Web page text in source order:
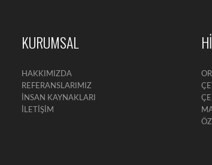
KURUMSAL
HAKKIMIZDA
REFERANSLARIMIZ
İNSAN KAYNAKLARI
İLETİŞİM